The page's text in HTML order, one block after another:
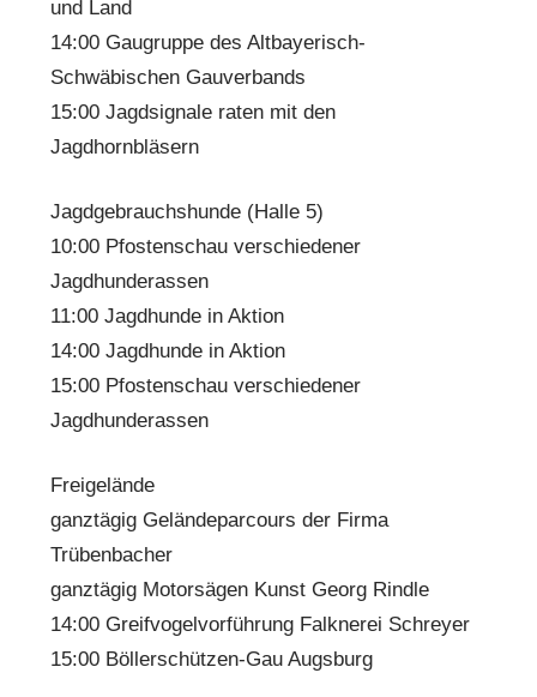
und Land
14:00 Gaugruppe des Altbayerisch-
Schwäbischen Gauverbands
15:00 Jagdsignale raten mit den
Jagdhornbläsern
Jagdgebrauchshunde (Halle 5)
10:00 Pfostenschau verschiedener
Jagdhunderassen
11:00 Jagdhunde in Aktion
14:00 Jagdhunde in Aktion
15:00 Pfostenschau verschiedener
Jagdhunderassen
Freigelände
ganztägig Geländeparcours der Firma
Trübenbacher
ganztägig Motorsägen Kunst Georg Rindle
14:00 Greifvogelvorführung Falknerei Schreyer
15:00 Böllerschützen-Gau Augsburg